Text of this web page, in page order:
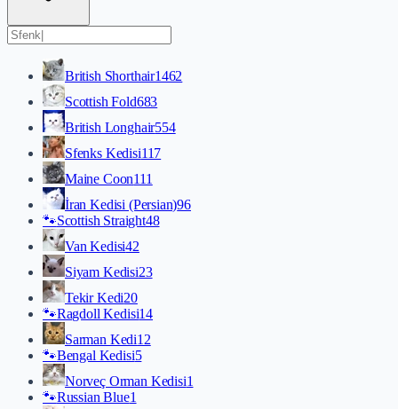
British Shorthair1462
Scottish Fold683
British Longhair554
Sfenks Kedisi117
Maine Coon111
İran Kedisi (Persian)96
🐾Scottish Straight48
Van Kedisi42
Siyam Kedisi23
Tekir Kedi20
🐾Ragdoll Kedisi14
Sarman Kedi12
🐾Bengal Kedisi5
Norveç Orman Kedisi1
🐾Russian Blue1